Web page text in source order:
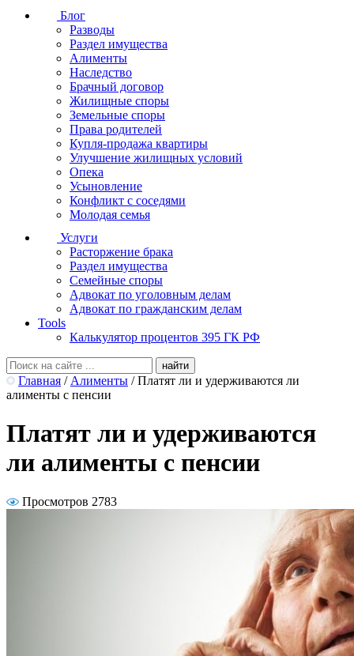
Блог
Разводы
Раздел имущества
Алименты
Наследство
Брачный договор
Жилищные споры
Земельные споры
Права родителей
Купля-продажа квартиры
Улучшение жилищных условий
Опека
Усыновление
Конфликт с соседями
Молодая семья
Услуги
Расторжение брака
Раздел имущества
Семейные споры
Адвокат по уголовным делам
Адвокат по гражданским делам
Tools
Калькулятор процентов 395 ГК РФ
Главная / Алименты / Платят ли и удерживаются ли
алименты с пенсии
Платят ли и удерживаются
ли алименты с пенсии
Просмотров 2783